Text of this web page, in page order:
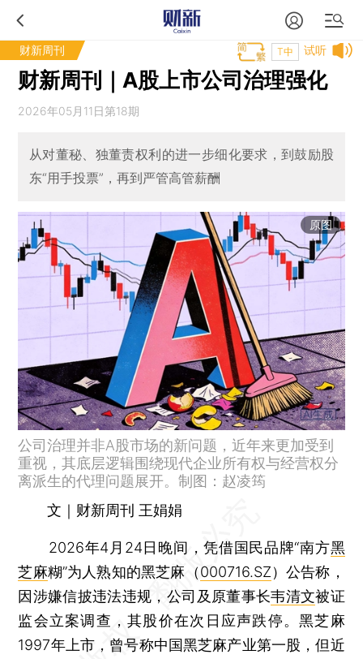
财新周刊 试听
T中
财新周刊｜A股上市公司治理强化
2026年05月11日第18期
从对董秘、独董责权利的进一步细化要求，到鼓励股
东“用手投票”，再到严管高管薪酬
原图
公司治理并非A股市场的新问题，近年来更加受到
重视，其底层逻辑围绕现代企业所有权与经营权分
离派生的代理问题展开。制图：赵凌筠
文｜财新周刊 王娟娟
2026年4月24日晚间，凭借国民品牌“南方黑
芝麻糊”为人熟知的黑芝麻（000716.SZ）公告称，
因涉嫌信披违法违规，公司及原董事长韦清文被证
监会立案调查，其股价在次日应声跌停。黑芝麻
1997年上市，曾号称中国黑芝麻产业第一股，但近